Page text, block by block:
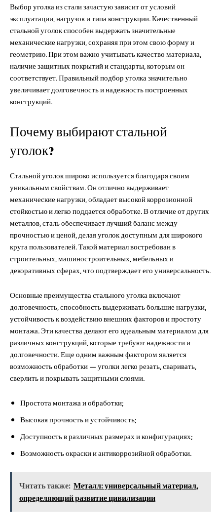
Выбор уголка из стали зачастую зависит от условий
эксплуатации, нагрузок и типа конструкции. Качественный
стальной уголок способен выдержать значительные
механические нагрузки, сохраняя при этом свою форму и
геометрию. При этом важно учитывать качество материала,
наличие защитных покрытий и стандарты, которым он
соответствует. Правильный подбор уголка значительно
увеличивает долговечность и надежность построенных
конструкций.
Почему выбирают стальной
уголок?
Стальной уголок широко используется благодаря своим
уникальным свойствам. Он отлично выдерживает
механические нагрузки, обладает высокой коррозионной
стойкостью и легко поддается обработке. В отличие от других
металлов, сталь обеспечивает лучший баланс между
прочностью и ценой, делая уголок доступным для широкого
круга пользователей. Такой материал востребован в
строительных, машиностроительных, мебельных и
декоративных сферах, что подтверждает его универсальность.
Основные преимущества стального уголка включают
долговечность, способность выдерживать большие нагрузки,
устойчивость к воздействию внешних факторов и простоту
монтажа. Эти качества делают его идеальным материалом для
различных конструкций, которые требуют надежности и
долговечности. Еще одним важным фактором является
возможность обработки — уголки легко резать, сваривать,
сверлить и покрывать защитными слоями.
Простота монтажа и обработки;
Высокая прочность и устойчивость;
Доступность в различных размерах и конфигурациях;
Возможность окраски и антикоррозийной обработки.
Читать также: Металл: универсальный материал,
определяющий развитие цивилизации